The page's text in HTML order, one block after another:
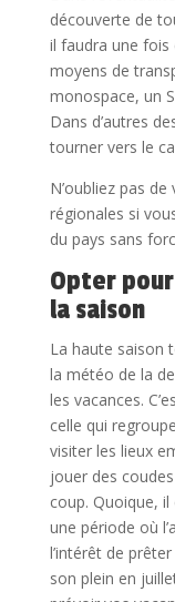
découverte de
il faudra une fois
moyens de
monospace, un
Dans d’autres
tourner vers le
N’oubliez pas
régionales si
du pays sans
Opter
la saison
La haute saison
la météo de la
les vacances.
celle qui
visiter les lieux
jouer des
coup. Quoique,
une période où
l’intérêt de
son plein en